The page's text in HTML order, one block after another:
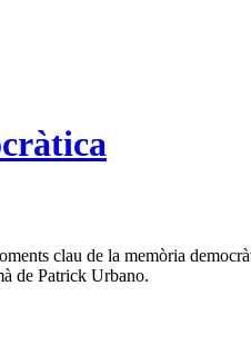
clau de la memòria
de Patrick Urbano.